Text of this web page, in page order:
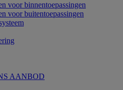
voor binnentoepassingen
voor buitentoepassingen
AANBOD